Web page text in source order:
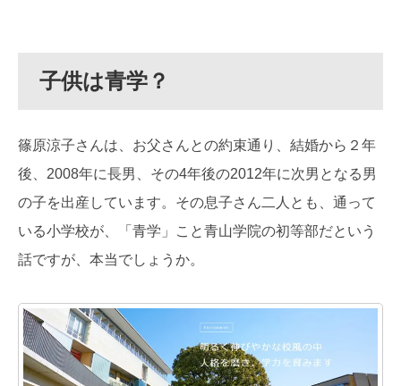
子供は青学？
篠原涼子さんは、お父さんとの約束通り、結婚から２年
後、2008年に長男、その4年後の2012年に次男となる男
の子を出産しています。その息子さん二人とも、通って
いる小学校が、「青学」こと青山学院の初等部だという
話ですが、本当でしょうか。